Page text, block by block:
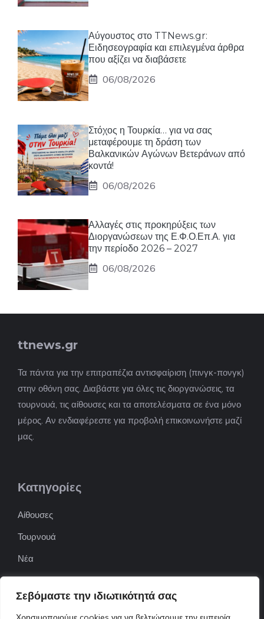
Σεβόμαστε την ιδιωτικότητά σας
Αύγουστος στο TTNews.gr:
Ειδησεογραφία και επιλεγμένα άρθρα
που αξίζει να διαβάσετε
06/08/2026
Στόχος η Τουρκία… για να σας
μεταφέρουμε τη δράση των
Βαλκανικών Αγώνων Βετεράνων από
κοντά!
06/08/2026
Αλλαγές στις προκηρύξεις των
Διοργανώσεων της Ε.Φ.Ο.Επ.Α. για
την περίοδο 2026 – 2027
06/08/2026
ttnews.gr
Τα πάντα για την επιτραπέζια αντισφαίριση (πινγκ-πονγκ)
στην οθόνη σας. Διαβάστε για όλες τις διοργανώσεις, τα
τουρνουά, τις αίθουσες και τα αποτελέσματα σε ένα μόνο
μέρος. Αν ενδιαφέρεστε για προβολή επικοινωνήστε μαζί
μας.
Κατηγορίες
Αίθουσες
Τουρνουά
Νέα
Επιχειρήσεις
ΠΟΦΕΠΑ